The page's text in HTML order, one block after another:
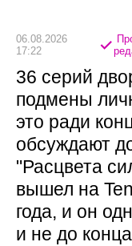
06.08.2026
17:22
36 серий
подмены
это ради
обсуждают
"Расцвета
вышел на
года, и он
и не до